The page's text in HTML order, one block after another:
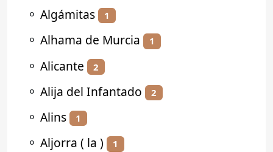
⚬ Algámitas 1
⚬ Alhama de Murcia 1
⚬ Alicante 2
⚬ Alija del Infantado 2
⚬ Alins 1
⚬ Aljorra ( la ) 1